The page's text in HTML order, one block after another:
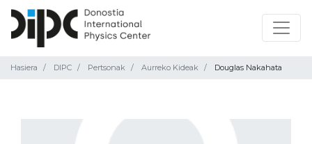
Hasiera DIPC Pertsonak Aurreko Kideak Douglas Nakahata